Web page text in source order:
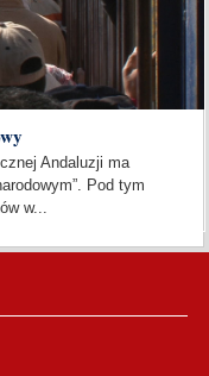
Andaluzji ma
Pod tym
w...